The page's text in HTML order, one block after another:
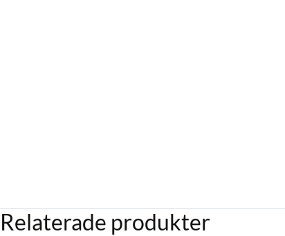
Relaterade produkter